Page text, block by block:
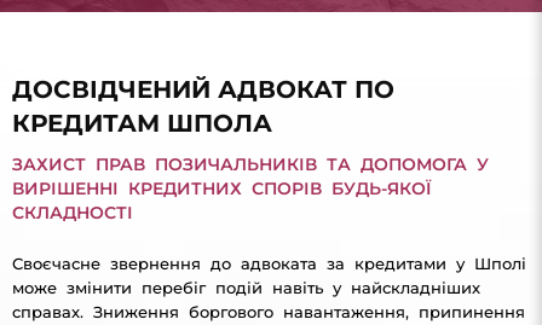
ДОСВІДЧЕНИЙ АДВОКАТ ПО
КРЕДИТАМ ШПОЛА
ЗАХИСТ ПРАВ ПОЗИЧАЛЬНИКІВ ТА ДОПОМОГА У
ВИРІШЕННІ КРЕДИТНИХ СПОРІВ БУДЬ-ЯКОЇ
СКЛАДНОСТІ
Своєчасне звернення до адвоката за кредитами у Шполі
може змінити перебіг подій навіть у найскладніших
справах. Зниження боргового навантаження, припинення